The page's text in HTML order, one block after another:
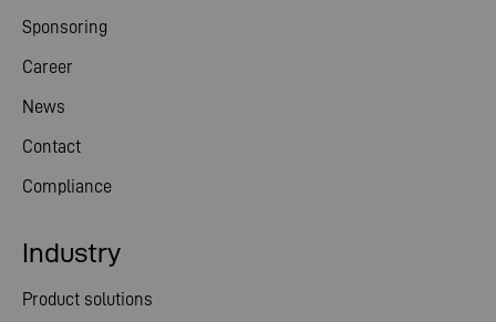
Sponsoring
Career
News
Contact
Compliance
Industry
Product solutions